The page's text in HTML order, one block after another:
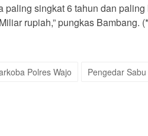
paling singkat 6 tahun dan
rupiah,” pungkas Bambang.
Polres Wajo Pengedar Sabu